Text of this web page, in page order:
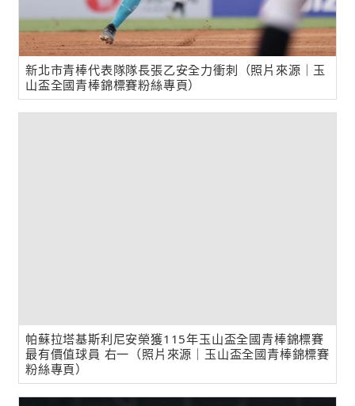
新北市青棒代表隊隊長張乙安全力衝刺（照片來源｜玉
山盃全國青棒錦標賽粉絲專頁）
帕蘇拉塔基斯利尼安榮獲115年玉山盃全國青棒錦標賽
最有價值球員 右一（照片來源｜玉山盃全國青棒錦標賽
粉絲專頁）